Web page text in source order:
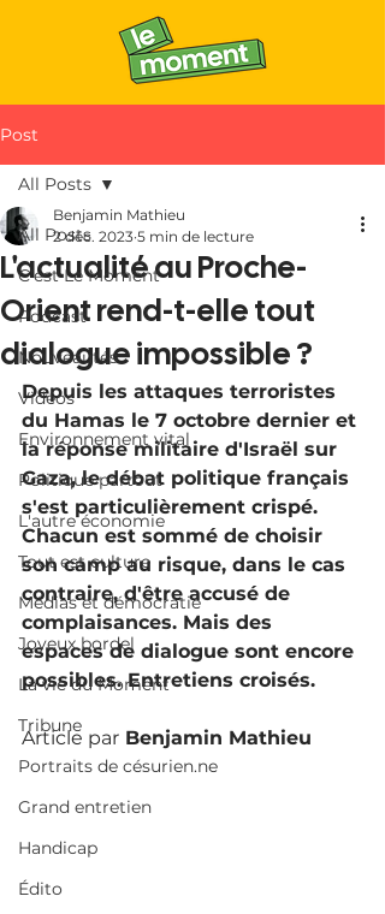
Post
All Posts
C'est Le Moment
Podcast
Nouveautés
Vidéos
Environnement vital
Politique partout
L'autre économie
Tout est culture
Médias et démocratie
Joyeux bordel
La vie du Moment
Tribune
Portraits de césurien.ne
Grand entretien
Handicap
Édito
All Posts
L'actualité au Proche-
Orient rend-t-elle tout
dialogue impossible ?
Benjamin Mathieu
2 déc. 2023 5 min de lecture
Depuis les attaques terroristes
du Hamas le 7 octobre dernier et
la réponse militaire d'Israël sur
Gaza, le débat politique français
s'est particulièrement crispé.
Chacun est sommé de choisir
son camp au risque, dans le cas
contraire, d'être accusé de
complaisances. Mais des
espaces de dialogue sont encore
possibles. Entretiens croisés.
Article par Benjamin Mathieu